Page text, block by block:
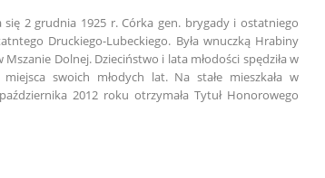
się 2 grudnia 1925 r. Córka gen. brygady i ostatniego
Druckiego-Lubeckiego. Była wnuczką Hrabiny
Dolnej. Dzieciństwo i lata młodości spędziła w
swoich młodych lat. Na stałe mieszkała w
2012 roku otrzymała Tytuł Honorowego